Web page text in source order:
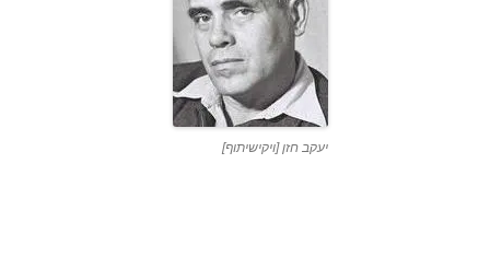
יעקב חזן [ויקישיתוף]